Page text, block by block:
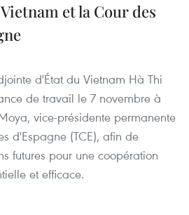
et la Cour des
d'État du Vietnam Hà Thi
de travail le 7 novembre à
vice-présidente permanente
d'Espagne (TCE), afin de
futures pour une coopération
et efficace.